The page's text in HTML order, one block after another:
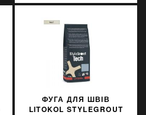
ФУГА ДЛЯ ШВІВ
LITOKOL STYLEGROUT